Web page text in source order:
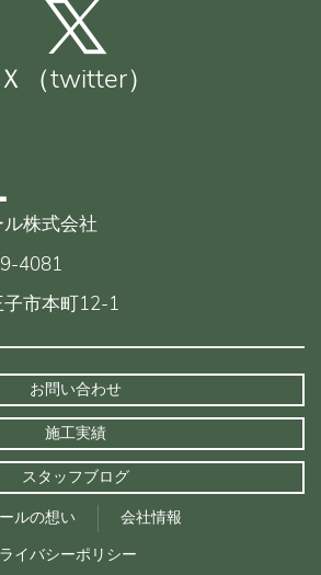
Ｘ（twitter）
株式会社
4081
市本町12-1
お問い合わせ
施工実績
スタッフブログ
ルの想い
会社情報
イバシーポリシー